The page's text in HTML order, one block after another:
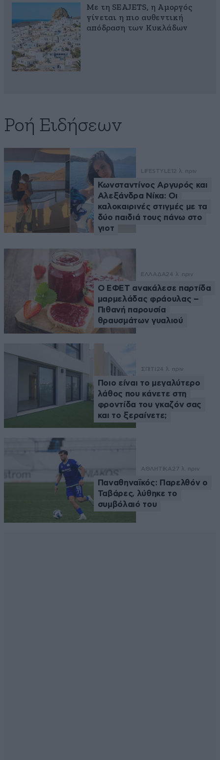
Με τη SEAJETS, η Αμοργός
γίνεται η πιο αυθεντική
απόδραση των Κυκλάδων
Ροή Ειδήσεων
LIFESTYLE 12 λ. πριν
Κωνσταντίνος Αργυρός και
Αλεξάνδρα Νίκα: Οι
καλοκαιρινές στιγμές με τα
δύο παιδιά τους πάνω στο
γιοτ
ΕΛΛΑΔΑ24 λ. πριν
Ο ΕΦΕΤ ανακάλεσε παρτίδα
μαρμελάδας φράουλας –
Πιθανή παρουσία
θραυσμάτων γυαλιού
ΣΠΙΤΙ 24 λ. πριν
Ποιο είναι το μεγαλύτερο
λάθος που κάνετε στη
φροντίδα του γκαζόν σας
και το ξεραίνετε;
ΑΘΛΗΤΙΚΑ27 λ. πριν
Παναθηναϊκός: Παρελθόν ο
Ταβάρες, λύθηκε το
συμβόλαιό του